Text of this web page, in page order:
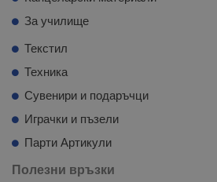
За училище
Текстил
Техника
Сувенири и подаръчци
Играчки и пъзели
Парти Артикули
Полезни връзки